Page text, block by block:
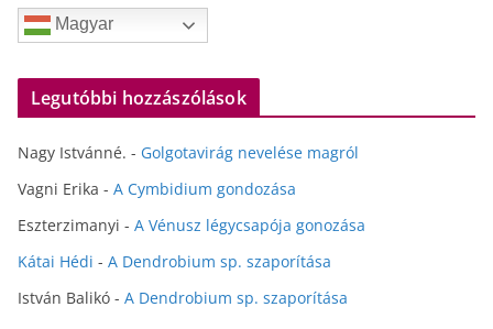
Magyar
Legutóbbi hozzászólások
Nagy Istvánné. - Golgotavirág nevelése magról
Vagni Erika - A Cymbidium gondozása
Eszterzimanyi - A Vénusz légycsapója gonozása
Kátai Hédi - A Dendrobium sp. szaporítása
István Balikó - A Dendrobium sp. szaporítása